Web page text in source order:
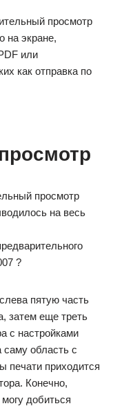
просмотр
на экране,
или
как отправка по
просмотр
на весь
?
пятую часть
затем еще треть
с настройками
саму область с
приходится
Конечно,
добиться